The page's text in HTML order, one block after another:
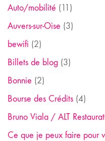
Auto/mobilité (11)
Auvers-sur-Oise (3)
bewifi (2)
Billets de blog (3)
Bonnie (2)
Bourse des Crédits (4)
Bruno Viala / ALT
Ce que je peux faire pour